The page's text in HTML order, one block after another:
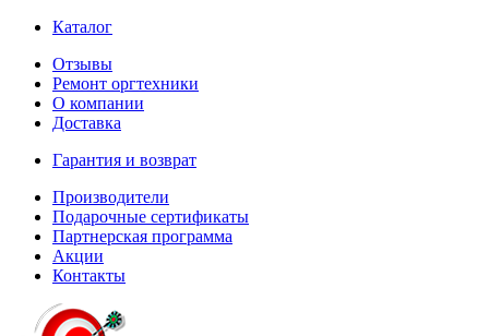
Каталог
Отзывы
Ремонт оргтехники
О компании
Доставка
Гарантия и возврат
Производители
Подарочные сертификаты
Партнерская программа
Акции
Контакты